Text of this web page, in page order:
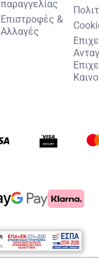
παραγγελίας
Επιστροφές &
Αλλαγές